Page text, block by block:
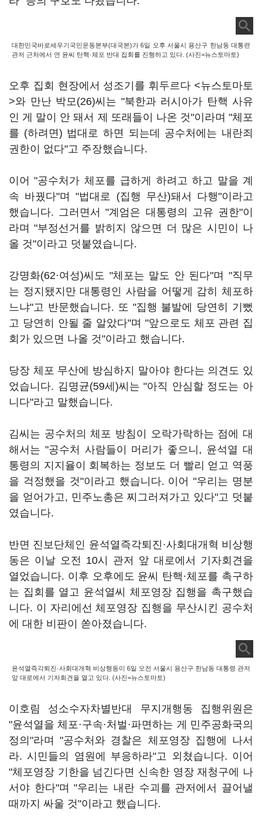
대한민국바로세우기국민운동본부(대국본)가 6일 오후 서울시 용산구 한남동 대통련
관저 근처에서 연 윤씨 탄핵·체포 반대 집회를 진행하고 있다. (사진=뉴스토마토)
오후 집회 현장에서 성조기를 휘두르다 <뉴스토마토
>와 만난 박모(26)씨는 "북한과 러시아가 탄핵 사유
인 게 말이 안 돼서 제 또래들이 나온 것"이라며 "체포
를 (하려면) 법대로 하면 되는데 공수처에는 내란죄
권한이 없다"고 주장했습니다.
이어 "공수처가 체포를 급하게 하려고 하고 말을 계
속 바꿨다"며 "법대로 (집행 무산)돼서 다행"이라고
했습니다. 그러면서 "계엄은 대통령의 고유 권한"이
라며 "부정선거를 밝히지 않으면 더 많은 시민이 나
올 것"이라고 덧붙였습니다.
강명화(62·여성)씨도 "체포는 말도 안 된다"며 "직무
는 정지됐지만 대통령인 사람을 어떻게 감히 체포하
느냐"고 반문했습니다. 또 "집행 불발에 당연히 기뻤
고 당연히 안될 줄 알았다"며 "앞으로도 체포 관련 집
회가 있으면 나올 것"이라고 했습니다.
당장 체포 무산에 방심하지 말아야 한다는 의견도 있
었습니다. 김명균(59세)씨는 "아직 안심할 정도는 아
니다"라고 말했습니다.
김씨는 공수처의 체포 방침이 오락가락하는 점에 대
해서는 "공수처 사람들이 머리가 좋으니, 윤석열 대
통령의 지지율이 회복하는 정보도 더 빨리 얻고 역풍
을 걱정했을 것"이라고 했습니다. 이어 "우리는 명분
을 얻어가고, 민주노총은 찌그러져가고 있다"고 덧붙
였습니다.
반면 진보단체인 윤석열즉각퇴진·사회대개혁 비상행
동은 이날 오전 10시 관저 앞 대로에서 기자회견을
열었습니다. 이후 오후에도 윤씨 탄핵·체포를 촉구하
는 집회를 열고 윤석열씨 체포영장 집행을 촉구했습
니다. 이 자리에선 체포영장 집행을 무산시킨 공수처
에 대한 비판이 쏟아졌습니다.
윤석열즉각퇴진·사회대개혁 비상행동이 6일 오전 서울시 용산구 한남동 대통령 관저
앞 대로에서 기자회견을 열고 있다. (사진=뉴스토마토)
이호림 성소수자차별반대 무지개행동 집행위원은
"윤석열을 체포·구속·처벌·파면하는 게 민주공화국의
정의"라며 "공수처와 경찰은 체포영장 집행에 나서
라. 시민들의 염원에 부응하라"고 외쳤습니다. 이어
"체포영장 기한을 넘긴다면 신속한 영장 재청구에 나
서야 한다"며 "우리는 내란 수괴를 관저에서 끌어낼
때까지 싸울 것"이라고 했습니다.